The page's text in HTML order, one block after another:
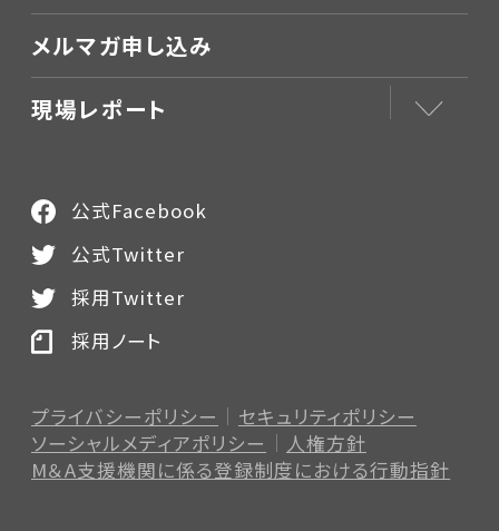
メルマガ申し込み
現場レポート
プライバシーポリシー
セキュリティポリシー
ソーシャルメディアポリシー
人権方針
M＆A支援機関に係る登録制度における行動指針
公式Facebook
公式Twitter
採用Twitter
採用ノート